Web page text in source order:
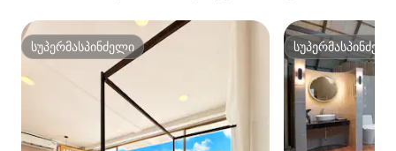
სუპერმასპინძელი
სუპერმასპინძელი